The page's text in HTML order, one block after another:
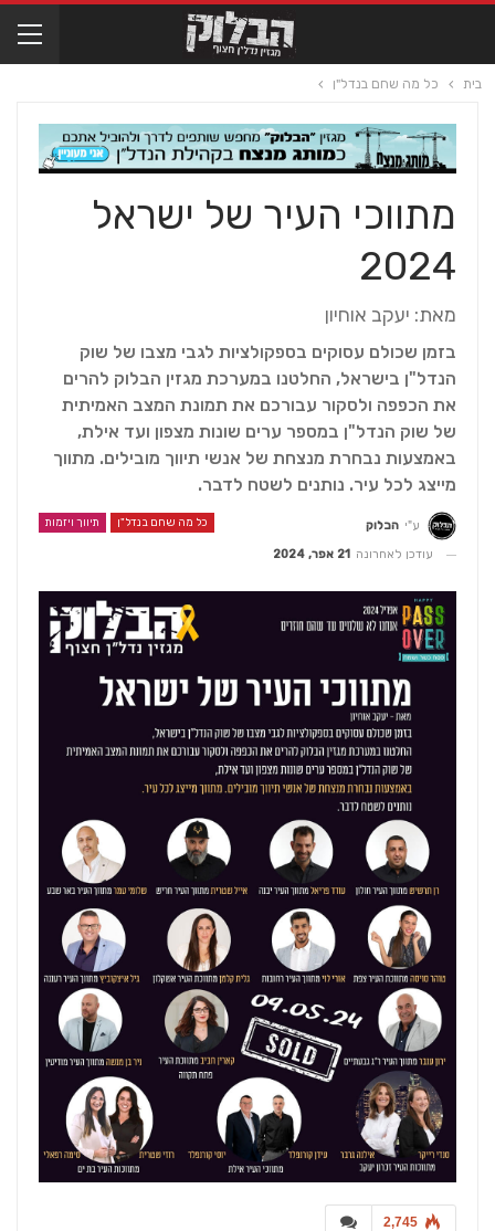
בית כל מה שחם בנדל"ן
מתווכי העיר של ישראל
2024
מאת: יעקב אוחיון
בזמן שכולם עסוקים בספקולציות לגבי מצבו של שוק
הנדל"ן בישראל, החלטנו במערכת מגזין הבלוק להרים
את הכפפה ולסקור עבורכם את תמונת המצב האמיתית
של שוק הנדל"ן במספר ערים שונות מצפון ועד אילת,
באמצעות נבחרת מנצחת של אנשי תיווך מובילים. מתווך
מייצג לכל עיר. נותנים לשטח לדבר.
כל מה שחם בנדל"ן תיווך ויזמות ע"י הבלוק
עודכן לאחרונה
21 אפר, 2024
2,745